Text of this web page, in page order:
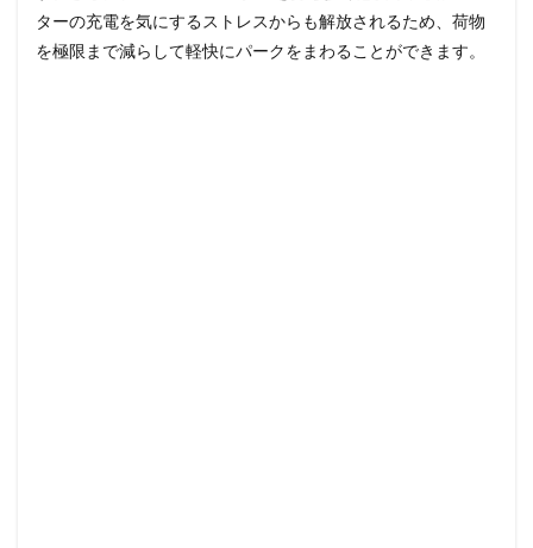
ターの充電を気にするストレスからも解放されるため、荷物
を極限まで減らして軽快にパークをまわることができます。